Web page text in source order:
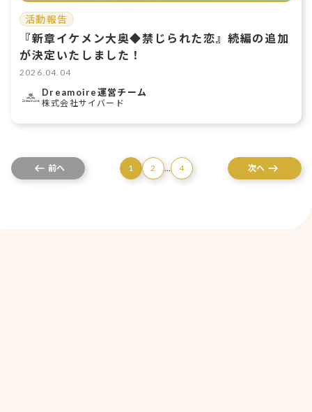
活動報告
『新章イケメン大奥◆禁じられた恋』続編の追加
が決定いたしました！
2026.04.04
Dreamoire運営チーム
株式会社サイバード
前へ 1 2 … 4 次へ